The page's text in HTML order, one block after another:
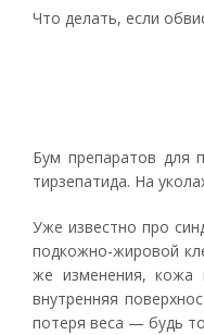
Что делать, если
Бум препаратов для
тирзепатида. На
Уже известно про
подкожно-жировой
же изменения, кожа
внутренняя
потеря веса — будь